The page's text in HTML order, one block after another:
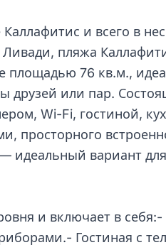
и всего в
пляжа
76 кв.м.,
друзей или пар.
Wi-Fi, гостиной,
просторного
идеальный вариант
и включает в
Гостиная с